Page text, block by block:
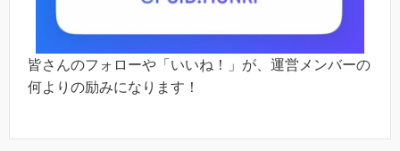
皆さんのフォローや「いいね！」が、運営メンバーの
何よりの励みになります！